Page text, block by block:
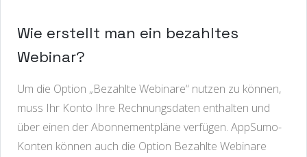
Wie erstellt man ein bezahltes
Webinar?
Um die Option „Bezahlte Webinare“ nutzen zu können,
muss Ihr Konto Ihre Rechnungsdaten enthalten und
über einen der Abonnementpläne verfügen. AppSumo-
Konten können auch die Option Bezahlte Webinare